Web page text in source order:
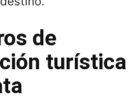
de
turística